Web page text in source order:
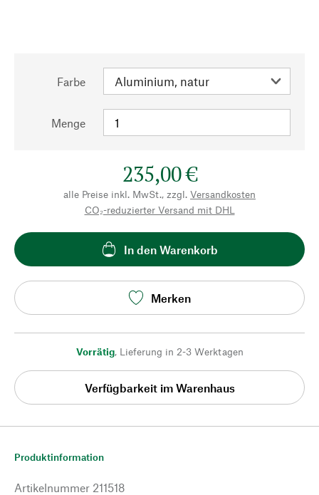
Farbe
Menge
235,00 €
alle Preise inkl. MwSt., zzgl. Versandkosten
CO₂-reduzierter Versand mit DHL
In den Warenkorb
Merken
Vorrätig, Lieferung in 2-3 Werktagen
Verfügbarkeit im Warenhaus
Produktinformation
Artikelnummer 211518